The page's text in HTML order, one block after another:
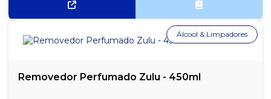
Removedor Perfumado Zulu - 450ml
Álcool & Limpadores